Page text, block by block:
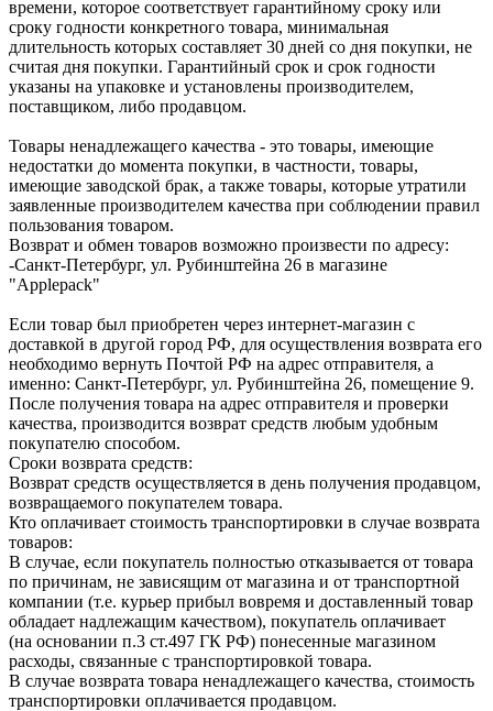
времени, которое соответствует гарантийному сроку или
сроку годности конкретного товара, минимальная
длительность которых составляет 30 дней со дня покупки, не
считая дня покупки. Гарантийный срок и срок годности
указаны на упаковке и установлены производителем,
поставщиком, либо продавцом.
Товары ненадлежащего качества - это товары, имеющие
недостатки до момента покупки, в частности, товары,
имеющие заводской брак, а также товары, которые утратили
заявленные производителем качества при соблюдении правил
пользования товаром.
Возврат и обмен товаров возможно произвести по адресу:
-Санкт-Петербург, ул. Рубинштейна 26 в магазине
"Applepack"
Если товар был приобретен через интернет-магазин с
доставкой в другой город РФ, для осуществления возврата его
необходимо вернуть Почтой РФ на адрес отправителя, а
именно: Санкт-Петербург, ул. Рубинштейна 26, помещение 9.
После получения товара на адрес отправителя и проверки
качества, производится возврат средств любым удобным
покупателю способом.
Сроки возврата средств:
Возврат средств осуществляется в день получения продавцом,
возвращаемого покупателем товара.
Кто оплачивает стоимость транспортировки в случае возврата
товаров:
В случае, если покупатель полностью отказывается от товара
по причинам, не зависящим от магазина и от транспортной
компании (т.е. курьер прибыл вовремя и доставленный товар
обладает надлежащим качеством), покупатель оплачивает
(на основании п.3 ст.497 ГК РФ) понесенные магазином
расходы, связанные с транспортировкой товара.
В случае возврата товара ненадлежащего качества, стоимость
транспортировки оплачивается продавцом.